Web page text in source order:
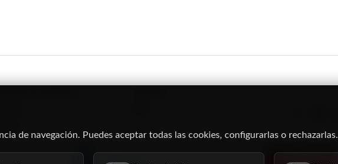
de navegación. Puedes aceptar todas las cookies, configurarlas o rechazarlas.